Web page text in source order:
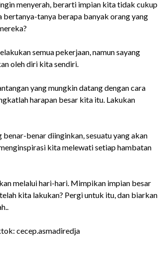
menyerah, berarti impian kita tidak cukup
tanya berapa banyak orang yang
semua pekerjaan, namun sayang
oleh diri kita sendiri.
yang mungkin datang dengan cara
harapan besar kita itu. Lakukan
benar diinginkan, sesuatu yang akan
kita melewati setiap hambatan
melalui hari-hari. Mimpikan impian besar
kita lakukan? Pergi untuk itu, dan biarkan
cecep.asmadiredja